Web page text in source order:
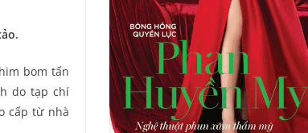
bom tấn
do tạp chí
cấp từ nhà